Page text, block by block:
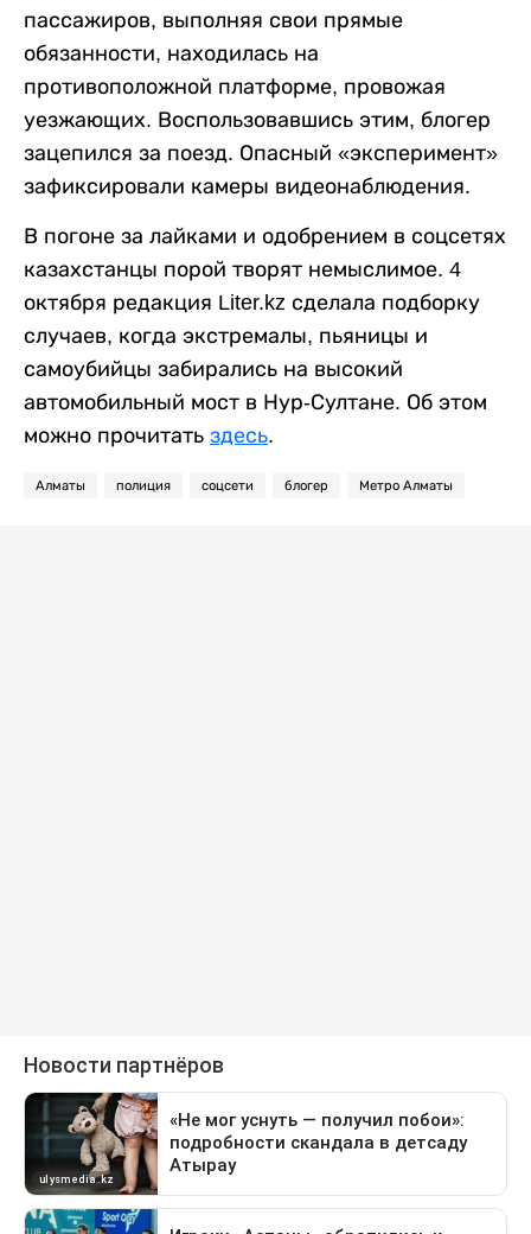
пассажиров, выполняя свои прямые
обязанности, находилась на
противоположной платформе, провожая
уезжающих. Воспользовавшись этим, блогер
зацепился за поезд. Опасный «эксперимент»
зафиксировали камеры видеонаблюдения.
В погоне за лайками и одобрением в соцсетях
казахстанцы порой творят немыслимое. 4
октября редакция Liter.kz сделала подборку
случаев, когда экстремалы, пьяницы и
самоубийцы забирались на высокий
автомобильный мост в Нур-Султане. Об этом
можно прочитать здесь.
Алматы полиция соцсети блогер Метро Алматы